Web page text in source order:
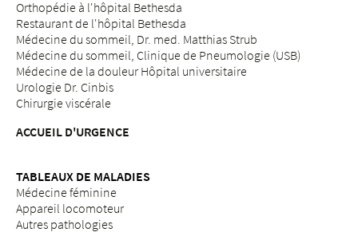
Orthopédie à l'hôpital Bethesda
Restaurant de l'hôpital Bethesda
Médecine du sommeil, Dr. med. Matthias Strub
Médecine du sommeil, Clinique de Pneumologie (USB)
Médecine de la douleur Hôpital universitaire
Urologie Dr. Cinbis
Chirurgie viscérale
ACCUEIL D'URGENCE
TABLEAUX DE MALADIES
Médecine féminine
Appareil locomoteur
Autres pathologies